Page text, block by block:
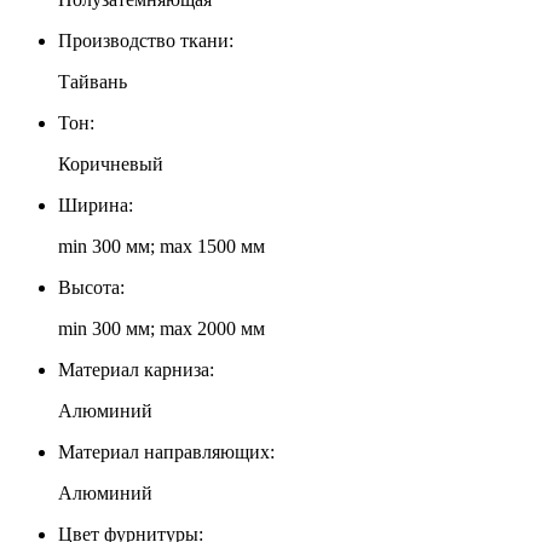
Производство ткани:
Тайвань
Тон:
Коричневый
Ширина:
min 300 мм; max 1500 мм
Высота:
min 300 мм; max 2000 мм
Материал карниза:
Алюминий
Материал направляющих:
Алюминий
Цвет фурнитуры: